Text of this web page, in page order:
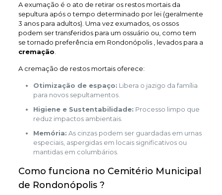
A exumação é o ato de retirar os restos mortais da
sepultura após o tempo determinado por lei (geralmente
3 anos para adultos). Uma vez exumados, os ossos
podem ser transferidos para um ossuário ou, como tem
se tornado preferência em Rondonópolis , levados para a
cremação
A cremação de restos mortais oferece:
Otimização de espaço: Libera o jazigo da família
para novos sepultamentos.
Higiene e Sustentabilidade: Processo limpo que
reduz impactos ambientais.
Memória: As cinzas podem ser guardadas em urnas
especiais, aspergidas em locais significativos ou
mantidas em columbários.
Como funciona no Cemitério Municipal
de Rondonópolis ?